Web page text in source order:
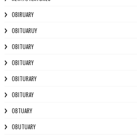
OBIRUARY
OBITUARUY
OBITUARY
OBITUARY
OBITURARY
OBITURAY
OBTUARY
OBUTUARY